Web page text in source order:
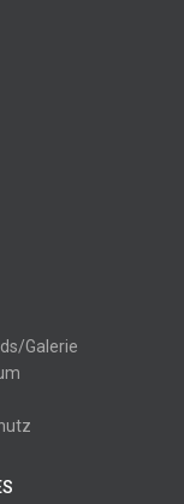
Galerie